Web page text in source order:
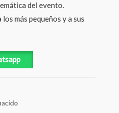
del evento.
más pequeños y a sus